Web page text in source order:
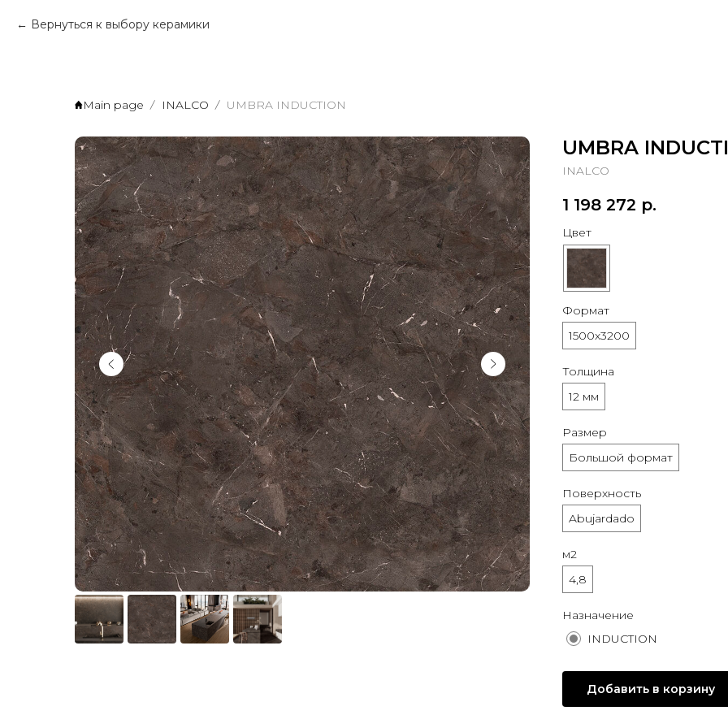
Вернуться к выбору керамики
Main page INALCO UMBRA INDUCTION
UMBRA
INALCO
1 198 272 р.
Цвет
Формат
1500х3200
Толщина
12 мм
Размер
Большой формат
Поверхность
Abujardado
м2
4,8
Назначение
INDUCTION
Добавить в корзину